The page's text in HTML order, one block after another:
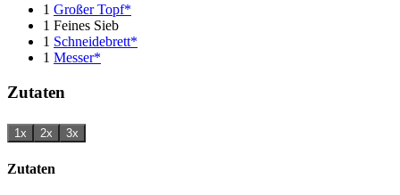
1 Großer Topf*
1 Feines Sieb
1 Schneidebrett*
1 Messer*
Zutaten
1x 2x 3x
Zutaten